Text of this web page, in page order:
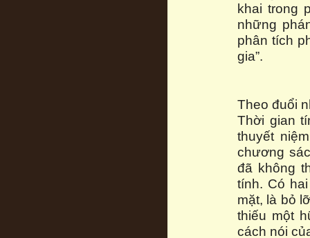
khai trong
những
phân tích
gia”.
Theo đuổi
Thời gian
thuyết
chương
đã không
tính. Có
mặt, là bỏ
thiếu một
cách nói